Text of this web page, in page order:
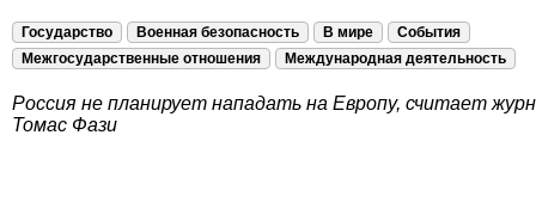
Государство Военная безопасность В мире
События
Межгосударственные отношения
Международная деятельность
Россия не планирует нападать на Европу, считает
Томас Фази